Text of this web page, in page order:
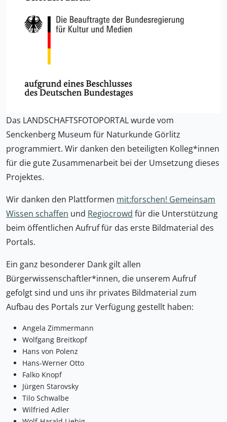
Das LANDSCHAFTSFOTOPORTAL wurde vom
Senckenberg Museum für Naturkunde Görlitz
programmiert. Wir danken den beteiligten Kolleg*innen
für die gute Zusammenarbeit bei der Umsetzung dieses
Projektes.
Wir danken den Plattformen mit:forschen! Gemeinsam
Wissen schaffen und Regiocrowd für die Unterstützung
beim öffentlichen Aufruf für das erste Bildmaterial des
Portals.
Ein ganz besonderer Dank gilt allen
Bürgerwissenschaftler*innen, die unserem Aufruf
gefolgt sind und uns ihr privates Bildmaterial zum
Aufbau des Portals zur Verfügung gestellt haben:
Angela Zimmermann
Wolfgang Breitkopf
Hans von Polenz
Hans-Werner Otto
Falko Knopf
Jürgen Starovsky
Tilo Schwalbe
Wilfried Adler